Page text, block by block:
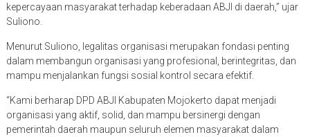
kepercayaan masyarakat terhadap keberadaan ABJI di daerah,” ujar
Suliono.
Menurut Suliono, legalitas organisasi merupakan fondasi penting
dalam membangun organisasi yang profesional, berintegritas, dan
mampu menjalankan fungsi sosial kontrol secara efektif.
“Kami berharap DPD ABJI Kabupaten Mojokerto dapat menjadi
organisasi yang aktif, solid, dan mampu bersinergi dengan
pemerintah daerah maupun seluruh elemen masyarakat dalam